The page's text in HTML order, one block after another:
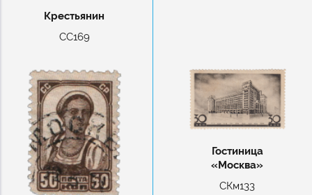
Крестьянин
СС169
Гостиница
«Москва»
СКм133